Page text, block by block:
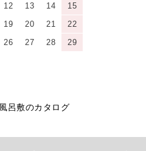
12 13 14
15
19 20 21
22
26 27 28
29
風呂敷のカタログ